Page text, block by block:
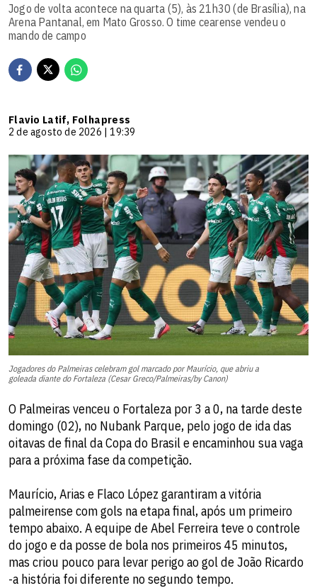
Jogo de volta acontece na quarta (5), às 21h30 (de Brasília), na
Arena Pantanal, em Mato Grosso. O time cearense vendeu o
mando de campo
Flavio Latif, Folhapress
2 de agosto de 2026 | 19:39
Jogadores do Palmeiras celebram gol marcado por Maurício, que abriu a
goleada diante do Fortaleza (Cesar Greco/Palmeiras/by Canon)
O Palmeiras venceu o Fortaleza por 3 a 0, na tarde deste
domingo (02), no Nubank Parque, pelo jogo de ida das
oitavas de final da Copa do Brasil e encaminhou sua vaga
para a próxima fase da competição.
Maurício, Arias e Flaco López garantiram a vitória
palmeirense com gols na etapa final, após um primeiro
tempo abaixo. A equipe de Abel Ferreira teve o controle
do jogo e da posse de bola nos primeiros 45 minutos,
mas criou pouco para levar perigo ao gol de João Ricardo
-a história foi diferente no segundo tempo.